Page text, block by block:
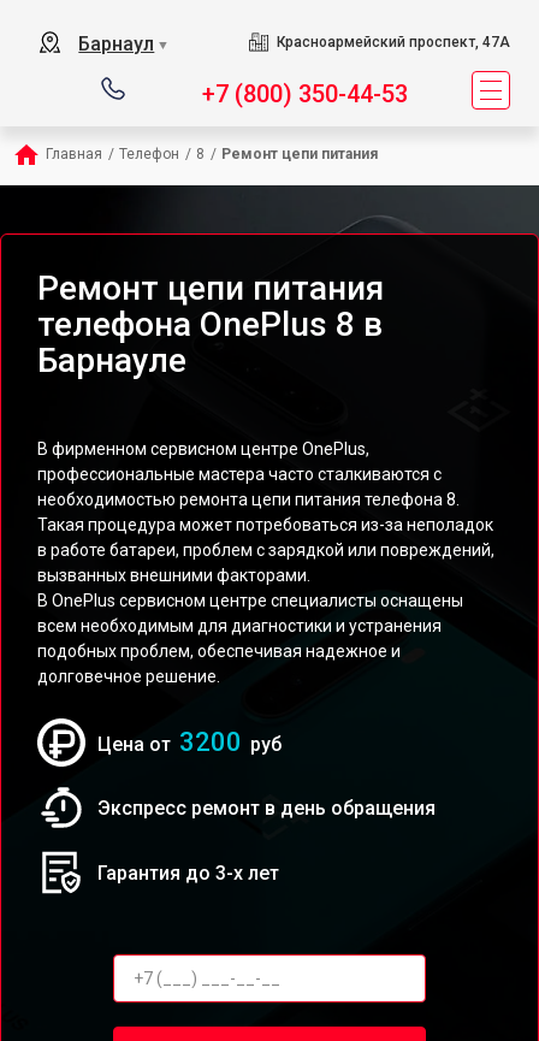
Барнаул ▼ Красноармейский проспект, 47А
+7 (800) 350-44-53
Главная / Телефон / 8 / Ремонт цепи питания
Ремонт цепи питания
телефона OnePlus 8 в
Барнауле
В фирменном сервисном центре OnePlus,
профессиональные мастера часто сталкиваются с
необходимостью ремонта цепи питания телефона 8.
Такая процедура может потребоваться из-за неполадок
в работе батареи, проблем с зарядкой или повреждений,
вызванных внешними факторами.
В OnePlus сервисном центре специалисты оснащены
всем необходимым для диагностики и устранения
подобных проблем, обеспечивая надежное и
долговечное решение.
Цена от 3200 руб
Экспресс ремонт в день обращения
Гарантия до 3-х лет